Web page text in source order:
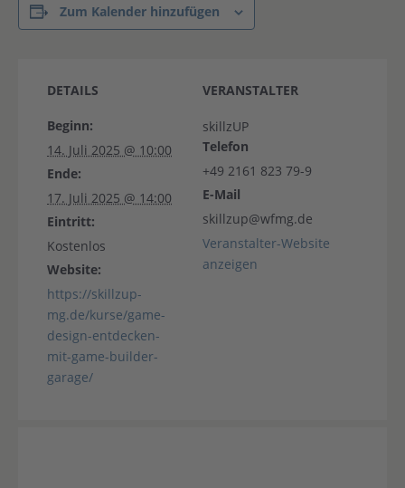
Zum Kalender hinzufügen
DETAILS
Beginn:
14. Juli 2025 @ 10:00
Ende:
17. Juli 2025 @ 14:00
Eintritt:
Kostenlos
Website:
https://skillzup-
mg.de/kurse/game-
design-entdecken-
mit-game-builder-
garage/
VERANSTALTER
skillzUP
Telefon
+49 2161 823 79-9
E-Mail
skillzup@wfmg.de
Veranstalter-Website
anzeigen